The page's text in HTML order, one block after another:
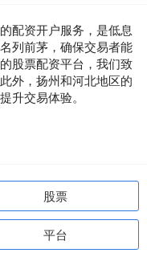
配资开户服务，是低息
列前茅，确保交易者能
股票配资平台，我们致
外，扬州和河北地区的
升交易体验。
股票
平台